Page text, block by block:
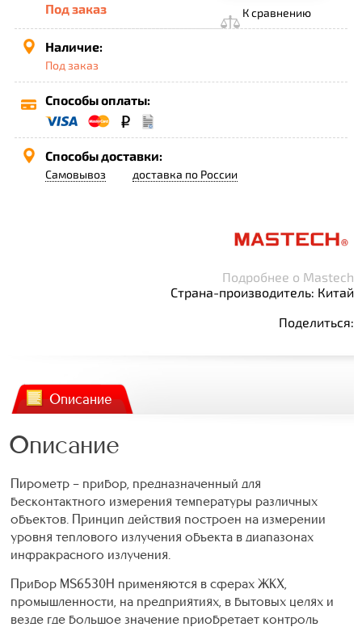
Под заказ К сравнению
Наличие:
Под заказ
Способы оплаты:
Способы доставки:
Самовывоз доставка по России
Подробнее о Mastech
Страна-производитель: Китай
Поделиться:
Описание
Описание
Пирометр – прибор, предназначенный для
бесконтактного измерения температуры различных
объектов. Принцип действия построен на измерении
уровня теплового излучения объекта в диапазонах
инфракрасного излучения.
Прибор MS6530H применяются в сферах ЖКХ,
промышленности, на предприятиях, в бытовых целях и
везде где большое значение приобретает контроль